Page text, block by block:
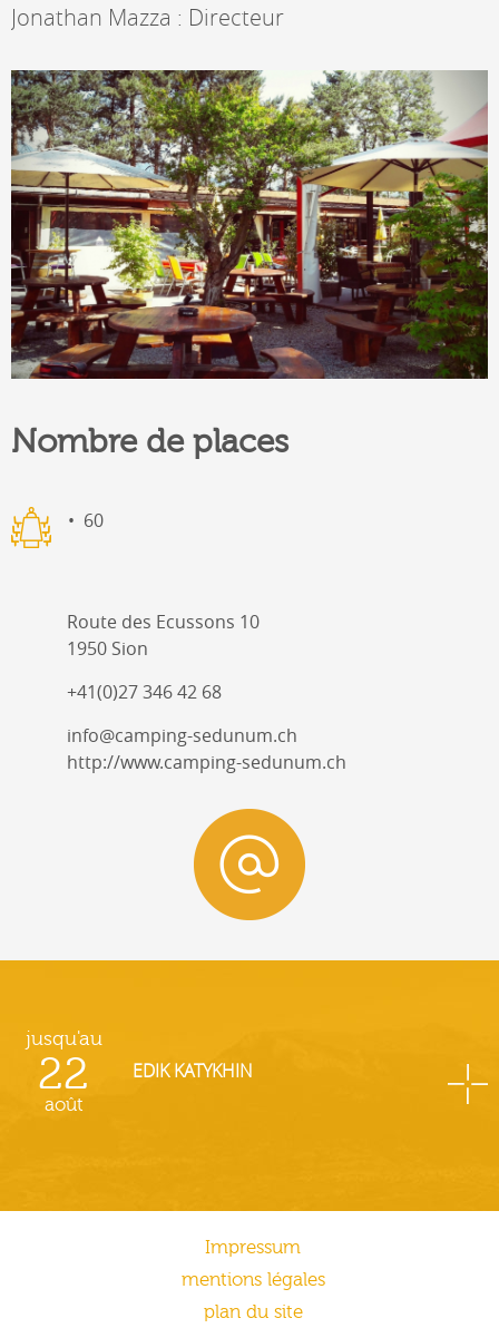
Jonathan Mazza : Directeur
Nombre de places
60
Route des Ecussons 10
1950 Sion
+41(0)27 346 42 68
info@camping-sedunum.ch
http://www.camping-sedunum.ch
jusqu'au
22
août
EDIK KATYKHIN
Impressum
mentions légales
plan du site